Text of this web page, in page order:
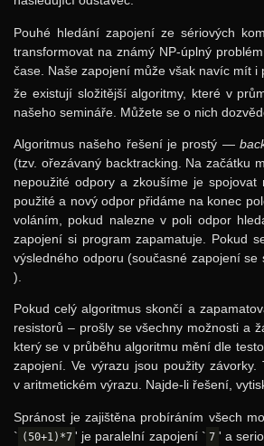
Pouhé hledání zapojení ze sériových
transformovat na známý NP-úplný
čase. Naše zapojení může však navíc mít
že existují složitější algoritmy, které v
našeho semináře. Můžete se o nich
Algoritmus našeho řešení je prostý —
(tzv. ořezávaný backtracking. Na začátku
nepoužité odpory a zkoušíme je
použité a nový odpor přidáme na konec
voláním, pokud nalezne v poli odpor
zapojení si program zapamatuje. Pokud
výsledného odporu (současné zapojení
).
Pokud celý algoritmus skončí a
resistorů – prošly se všechny možnosti a
který se v průběhu algoritmu mění dle
zapojení. Ve výrazu jsou použity
v aritmetickém výrazu. Najde-li řešení,
Spránost je zajištěna probíráním všech
` (50+1)*7 ' je paralelní zapojení ` 7 ' a